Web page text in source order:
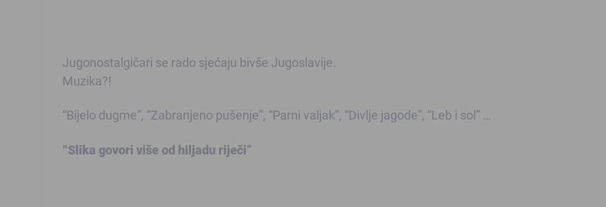
Jugonostalgičari se rado sjećaju bivše Jugoslavije.
Muzika?!
“Bijelo dugme”, “Zabranjeno pušenje”, “Parni valjak”, “Divlje jagode”, “Leb i sol” …
“Slika govori više od hiljadu riječi”